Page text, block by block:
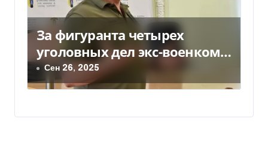
За фигуранта четырех
уголовных дел экс-военкома
Борисова внесли более 44
млн залога
Сен 26, 2025